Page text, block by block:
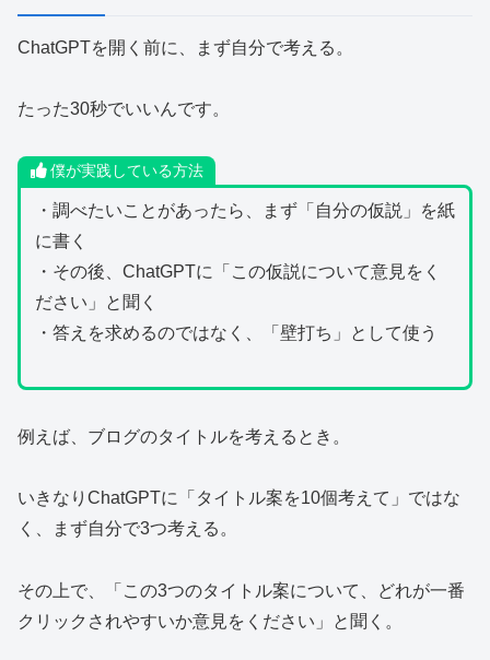
ChatGPTを開く前に、まず自分で考える。
たった30秒でいいんです。
僕が実践している方法
・調べたいことがあったら、まず「自分の仮説」を紙
に書く
・その後、ChatGPTに「この仮説について意見をく
ださい」と聞く
・答えを求めるのではなく、「壁打ち」として使う
例えば、ブログのタイトルを考えるとき。
いきなりChatGPTに「タイトル案を10個考えて」ではな
く、まず自分で3つ考える。
その上で、「この3つのタイトル案について、どれが一番
クリックされやすいか意見をください」と聞く。